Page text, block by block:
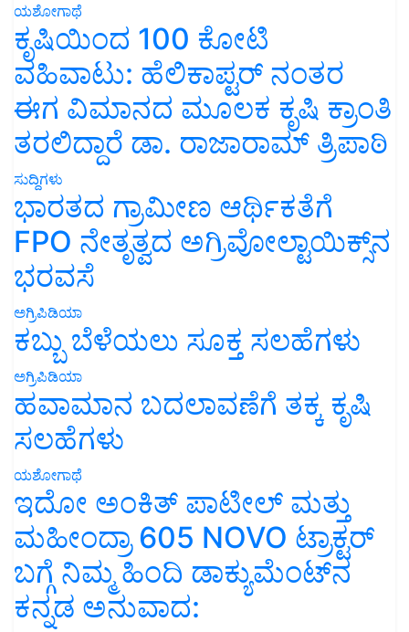
ಯಶೋಗಾಥೆ
ಕೃಷಿಯಿಂದ 100 ಕೋಟಿ
ವಹಿವಾಟು: ಹೆಲಿಕಾಪ್ಟರ್ ನಂತರ
ಈಗ ವಿಮಾನದ ಮೂಲಕ ಕೃಷಿ ಕ್ರಾಂತಿ
ತರಲಿದ್ದಾರೆ ಡಾ. ರಾಜಾರಾಮ್ ತ್ರಿಪಾಠಿ
ಸುದ್ದಿಗಳು
ಭಾರತದ ಗ್ರಾಮೀಣ ಆರ್ಥಿಕತೆಗೆ
FPO ನೇತೃತ್ವದ ಅಗ್ರಿವೋಲ್ಟಾಯಿಕ್ಸ್‌ನ
ಭರವಸೆ
ಅಗ್ರಿಪಿಡಿಯಾ
ಕಬ್ಬು ಬೆಳೆಯಲು ಸೂಕ್ತ ಸಲಹೆಗಳು
ಅಗ್ರಿಪಿಡಿಯಾ
ಹವಾಮಾನ ಬದಲಾವಣೆಗೆ ತಕ್ಕ ಕೃಷಿ
ಸಲಹೆಗಳು
ಯಶೋಗಾಥೆ
ಇದೋ ಅಂಕಿತ್ ಪಾಟೀಲ್ ಮತ್ತು
ಮಹೀಂದ್ರಾ 605 NOVO ಟ್ರಾಕ್ಟರ್
ಬಗ್ಗೆ ನಿಮ್ಮ ಹಿಂದಿ ಡಾಕ್ಯುಮೆಂಟ್‌ನ
ಕನ್ನಡ ಅನುವಾದ: